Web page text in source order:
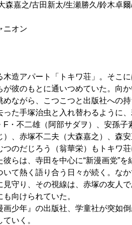
森嘉之/古田新太/生瀬勝久/鈴木卓
ニオン
造アパート「トキワ荘」。そこに
が彼のもとに通いつめていた。向
ながら、こつこつと出版社への持
た手塚治虫と入れ替わるように
F・不二雄（阿部サダヲ）、安孫
）、赤塚不二夫（大森嘉之）、森
つのだじろう（翁華栄）もトキワ
らは、寺田を中心に“新漫画党”
いて熱く語り合う日々が続く。な
見守り、その視線は、赤塚の友人
向けられていた。
少年』の出版社、学童社が突如
いく。